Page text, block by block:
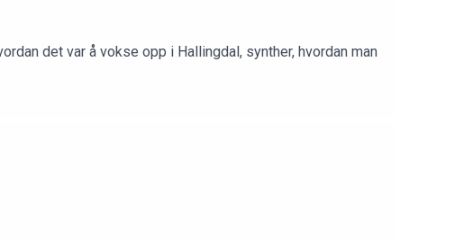
det var å vokse opp i Hallingdal, synther, hvordan man